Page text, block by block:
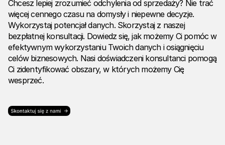
Chcesz lepiej zrozumieć odchylenia od sprzedaży? Nie trać
więcej cennego czasu na domysły i niepewne decyzje.
Wykorzystaj potencjał danych. Skorzystaj z naszej
bezpłatnej konsultacji. Dowiedz się, jak możemy Ci pomóc w
efektywnym wykorzystaniu Twoich danych i osiągnięciu
celów biznesowych. Nasi doświadczeni konsultanci pomogą
Ci zidentyfikować obszary, w których możemy Cię
wesprzeć.